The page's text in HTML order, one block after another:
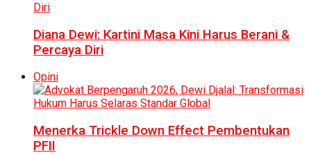
Diana Dewi: Kartini Masa Kini Harus Berani &
Percaya Diri
Opini
Menerka Trickle Down Effect Pembentukan
PFII